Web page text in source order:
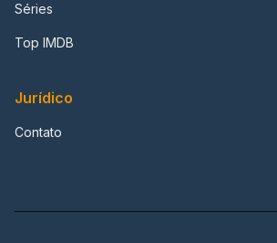
Séries
Top IMDB
Jurídico
Contato